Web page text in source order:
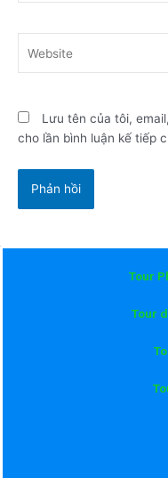
Lưu tên của tôi,
cho lần bình luận kế tiếp
Tour
Tour